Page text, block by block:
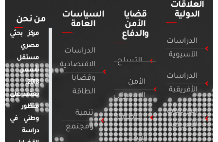
العلاقات
الدولية
الدراسات
الآسيوية
الدراسات
الأفريقية
الدراسات
الأمريكية
قضايا
الأمن
والدفاع
التسلح
الأمن
السيبراني
التطرف
الإرهاب
السياسات
العامة
الدراسات
الاقتصادية
وقضايا
الطاقة
تنمية
ومجتمع
من نحن
مركز بحثي
مصري
مستقل
تأسس
2018.
يعتمد على
منظور
وطني في
دراسة